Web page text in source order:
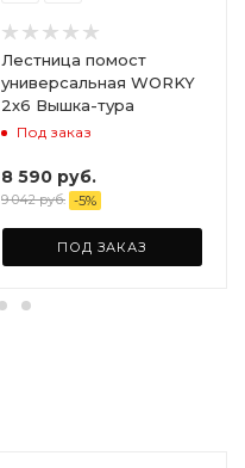
Лестница помост
универсальная WORKY
2х6 Вышка-тура
Под заказ
8 590 руб.
9 042руб. -5%
ПОД ЗАКАЗ